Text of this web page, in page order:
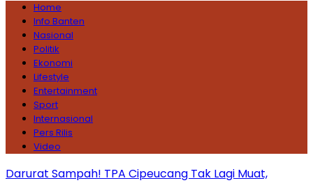
Home
Info Banten
Nasional
Politik
Ekonomi
Lifestyle
Entertainment
Sport
Internasional
Pers Rilis
Video
Darurat Sampah! TPA Cipeucang Tak Lagi Muat,